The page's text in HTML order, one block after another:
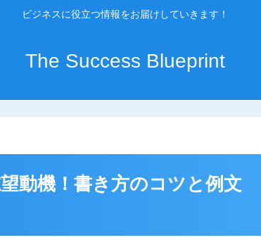
ビジネスに役立つ情報をお届けしていきます！
The Success Blueprint
動機！書き方のコツと例文